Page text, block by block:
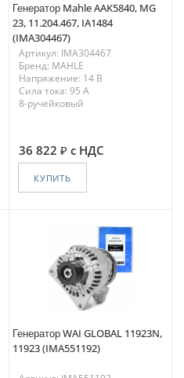
Генератор Mahle AAK5840, MG
23, 11.204.467, IA1484
(IMA304467)
Артикул: IMA304467
Бренд: MAHLE
Напряжение: 14 В
Сила тока: 95 A
8-ручейковый
36 822 с НДС
КУПИТЬ
Генератор WAI GLOBAL 11923N,
11923 (IMA551192)